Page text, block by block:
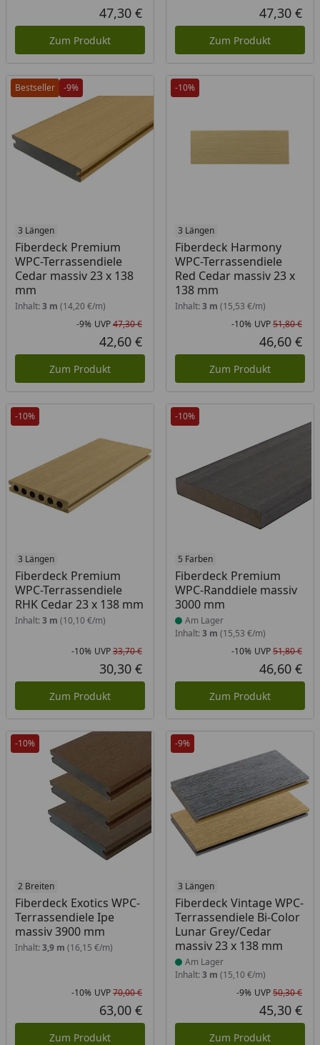
Rabatt in Prozent
Ursprünglicher Preis
Aktueller Preis
47,30 €
Zum Produkt
47,30 €
Zum Produkt
Bestseller -9%
3 Längen
Fiberdeck Premium
WPC-Terrassendiele
Cedar massiv 23 x 138
mm
Inhalt: 3 m (14,20 €/m)
Rabatt in Prozent
-9%
Ursprünglicher Preis
UVP47,30 €
Aktueller Preis
42,60 €
Zum Produkt
-10%
3 Längen
Fiberdeck Harmony
WPC-Terrassendiele
Red Cedar massiv 23 x
138 mm
Inhalt: 3 m (15,53 €/m)
-10% UVP51,80 €
46,60 €
Zum Produkt
-10%
3 Längen
Fiberdeck Premium
WPC-Terrassendiele
RHK Cedar 23 x 138 mm
Inhalt: 3 m (10,10 €/m)
Rabatt in Prozent
-10%
Ursprünglicher Preis
UVP33,70 €
Aktueller Preis
30,30 €
Zum Produkt
-10%
5 Farben
Fiberdeck Premium
WPC-Randdiele massiv
3000 mm
Produkt am Lager
Am Lager
Inhalt: 3 m (15,53 €/m)
-10% UVP51,80 €
46,60 €
Zum Produkt
-10%
2 Breiten
Fiberdeck Exotics WPC-
Terrassendiele Ipe
massiv 3900 mm
Inhalt: 3,9 m (16,15 €/m)
Rabatt in Prozent
-10%
Ursprünglicher Preis
UVP70,00 €
Aktueller Preis
63,00 €
Zum Produkt
-9%
3 Längen
Fiberdeck Vintage WPC-
Terrassendiele Bi-Color
Lunar Grey/Cedar
massiv 23 x 138 mm
Produkt am Lager
Am Lager
Inhalt: 3 m (15,10 €/m)
-9% UVP50,30 €
45,30 €
Zum Produkt